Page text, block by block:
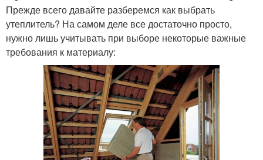
Прежде всего давайте разберемся как выбрать
утеплитель? На самом деле все достаточно просто,
нужно лишь учитывать при выборе некоторые важные
требования к материалу: